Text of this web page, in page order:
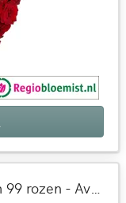
Witte rozen - XXL rozen - 10 t/m 99 rozen - Avalanche